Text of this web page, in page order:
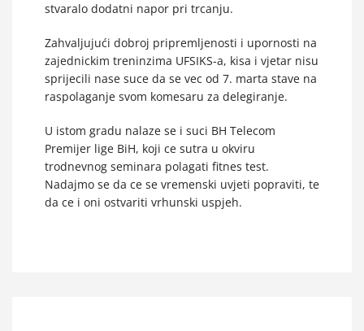
stvaralo dodatni napor pri trcanju.
Zahvaljujući dobroj pripremljenosti i upornosti na
zajednickim treninzima UFSIKS-a, kisa i vjetar nisu
sprijecili nase suce da se vec od 7. marta stave na
raspolaganje svom komesaru za delegiranje.
U istom gradu nalaze se i suci BH Telecom
Premijer lige BiH, koji ce sutra u okviru
trodnevnog seminara polagati fitnes test.
Nadajmo se da ce se vremenski uvjeti popraviti, te
da ce i oni ostvariti vrhunski uspjeh.